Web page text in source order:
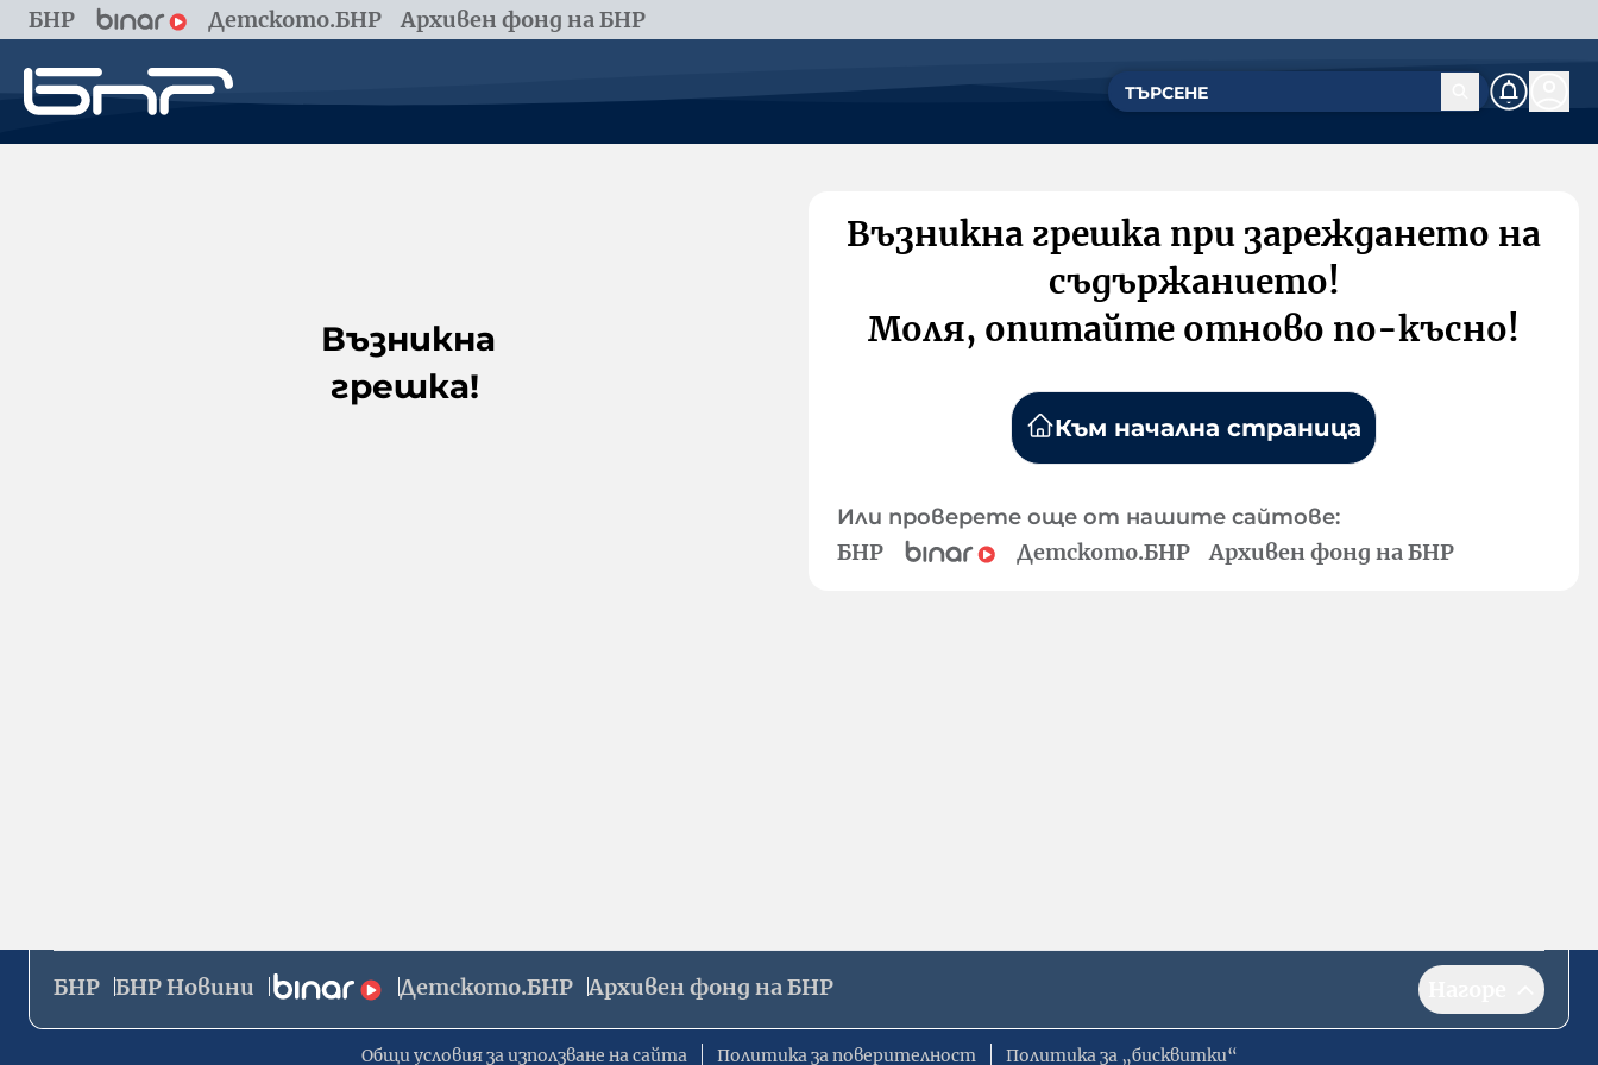
БНР Детското.БНР Архивен фонд на БНР
Възникна
грешка!
Възникна грешка при зареждането на
съдържанието!
Моля, опитайте отново по-късно!
Към начална страница
Или проверете още от нашите сайтове:
БНР Детското.БНР Архивен фонд на БНР
БНР БНР Новини Детското.БНР Архивен фонд на БНР
Общи условия за използване на сайта Политика за поверителност Политика за „бисквитки“